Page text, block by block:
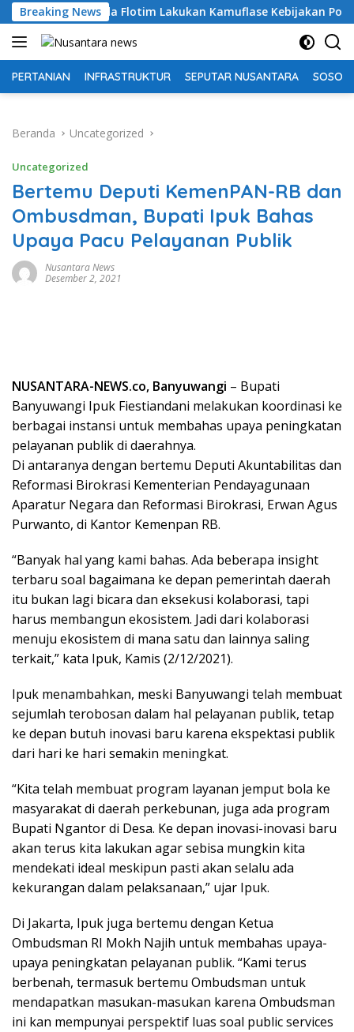
Langsung
ke
konten
Breaking News
Flotim Lakukan Kamuflase Kebijakan Politik Anggaran
PERTANIAN INFRASTRUKTUR SEPUTAR NUSANTARA SOSOK
Beranda Uncategorized
Uncategorized
Bertemu Deputi KemenPAN-RB dan
Ombusdman, Bupati Ipuk Bahas
Upaya Pacu Pelayanan Publik
Nusantara News
Desember 2, 2021
NUSANTARA-NEWS.co, Banyuwangi – Bupati
Banyuwangi Ipuk Fiestiandani melakukan koordinasi ke
berbagai instansi untuk membahas upaya peningkatan
pelayanan publik di daerahnya.
Di antaranya dengan bertemu Deputi Akuntabilitas dan
Reformasi Birokrasi Kementerian Pendayagunaan
Aparatur Negara dan Reformasi Birokrasi, Erwan Agus
Purwanto, di Kantor Kemenpan RB.
“Banyak hal yang kami bahas. Ada beberapa insight
terbaru soal bagaimana ke depan pemerintah daerah
itu bukan lagi bicara dan eksekusi kolaborasi, tapi
harus membangun ekosistem. Jadi dari kolaborasi
menuju ekosistem di mana satu dan lainnya saling
terkait,” kata Ipuk, Kamis (2/12/2021).
Ipuk menambahkan, meski Banyuwangi telah membuat
sejumlah terobosan dalam hal pelayanan publik, tetap
ke depan butuh inovasi baru karena ekspektasi publik
dari hari ke hari semakin meningkat.
“Kita telah membuat program layanan jemput bola ke
masyarakat di daerah perkebunan, juga ada program
Bupati Ngantor di Desa. Ke depan inovasi-inovasi baru
akan terus kita lakukan agar sebisa mungkin kita
mendekati ideal meskipun pasti akan selalu ada
kekurangan dalam pelaksanaan,” ujar Ipuk.
Di Jakarta, Ipuk juga bertemu dengan Ketua
Ombudsman RI Mokh Najih untuk membahas upaya-
upaya peningkatan pelayanan publik. “Kami terus
berbenah, termasuk bertemu Ombudsman untuk
mendapatkan masukan-masukan karena Ombudsman
ini kan mempunyai perspektif luas soal public services